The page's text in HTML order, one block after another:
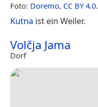
Foto: Doremo, CC BY 4.0.
Kutna ist ein Weiler.
Volčja Jama
Dorf